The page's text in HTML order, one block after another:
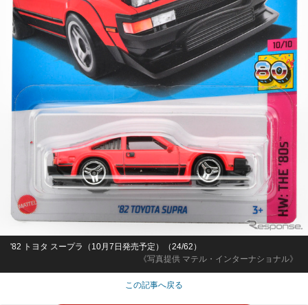
《写真提供 マテル・インターナショナル》
'82 トヨタ スープラ（10月7日発売予定）（24/62）
この記事へ戻る